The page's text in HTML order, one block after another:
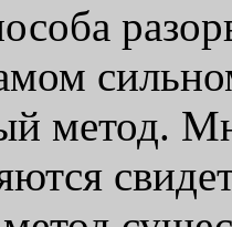
метод.